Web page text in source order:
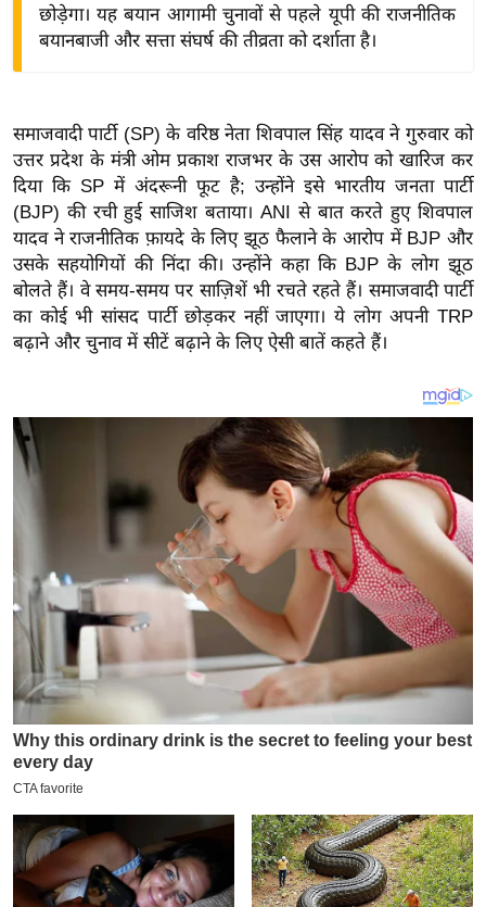
शे
ष
ज्ञ
रा
य
ब
ज
ट
क्रि
के
ट
L
2
0
2
6
क्रा
इ
म
ई
-
पे
प
छोड़ेगा। यह बयान आगामी चुनावों से पहले यूपी की राजनीतिक
बयानबाजी और सत्ता संघर्ष की तीव्रता को दर्शाता है।
समाजवादी पार्टी (SP) के वरिष्ठ नेता शिवपाल सिंह यादव ने गुरुवार को
उत्तर प्रदेश के मंत्री ओम प्रकाश राजभर के उस आरोप को खारिज कर
दिया कि SP में अंदरूनी फूट है; उन्होंने इसे भारतीय जनता पार्टी
(BJP) की रची हुई साजिश बताया। ANI से बात करते हुए शिवपाल
यादव ने राजनीतिक फ़ायदे के लिए झूठ फैलाने के आरोप में BJP और
उसके सहयोगियों की निंदा की। उन्होंने कहा कि BJP के लोग झूठ
बोलते हैं। वे समय-समय पर साज़िशें भी रचते रहते हैं। समाजवादी पार्टी
का कोई भी सांसद पार्टी छोड़कर नहीं जाएगा। ये लोग अपनी TRP
बढ़ाने और चुनाव में सीटें बढ़ाने के लिए ऐसी बातें कहते हैं।